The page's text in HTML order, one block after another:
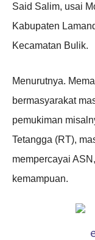
Said Salim, usai
Kabupaten
Kecamatan Bulik.
Menurutnya.
bermasyarakat
pemukiman
Tetangga (RT),
mempercayai
kemampuan.